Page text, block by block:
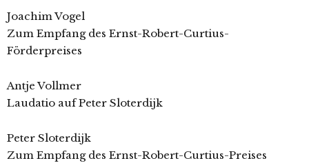
Joachim Vogel
Zum Empfang des Ernst-Robert-Curtius-
Förderpreises
Antje Vollmer
Laudatio auf Peter Sloterdijk
Peter Sloterdijk
Zum Empfang des Ernst-Robert-Curtius-Preises